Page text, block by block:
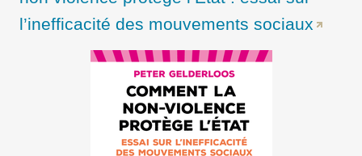
l’inefficacité des mouvements sociaux